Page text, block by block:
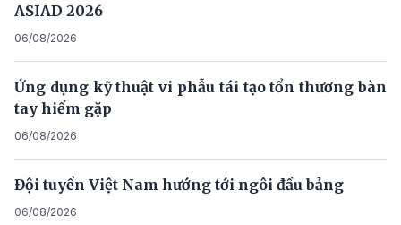
ASIAD 2026
06/08/2026
Ứng dụng kỹ thuật vi phẫu tái tạo tổn thương bàn
tay hiếm gặp
06/08/2026
Đội tuyển Việt Nam hướng tới ngôi đầu bảng
06/08/2026